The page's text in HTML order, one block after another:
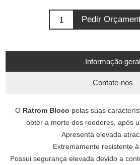
Informação geral
Contate-nos
O Ratrom Bloco pelas suas
obter a morte dos roedores, após
Apresenta elevada
Extremamente resistente
Possui segurança elevada devido a